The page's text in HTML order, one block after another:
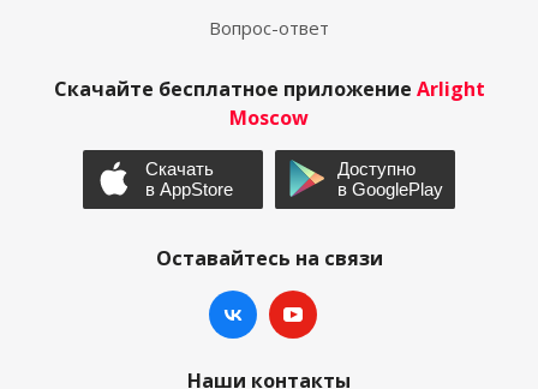
Вопрос-ответ
Скачайте бесплатное приложение Arlight
Moscow
Оставайтесь на связи
Наши контакты